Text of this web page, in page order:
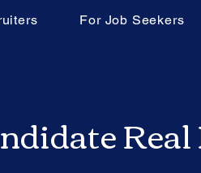
For Job Seekers